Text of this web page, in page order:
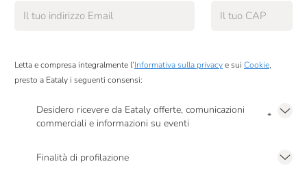
Letta e compresa integralmente l’Informativa sulla privacye sui Cookie,
presto a Eataly i seguenti consensi:
Desidero ricevere da Eataly offerte, comunicazioni
commerciali e informazioni su eventi
*
Finalità di profilazione